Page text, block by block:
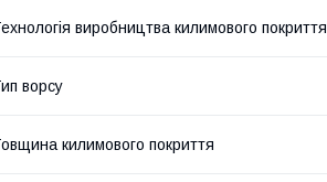
виробництва килимового покриття
ворсу
килимового покриття